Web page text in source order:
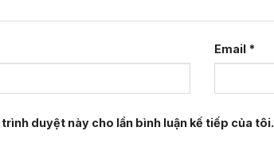
Email *
duyệt này cho lần bình luận kế tiếp của tôi.